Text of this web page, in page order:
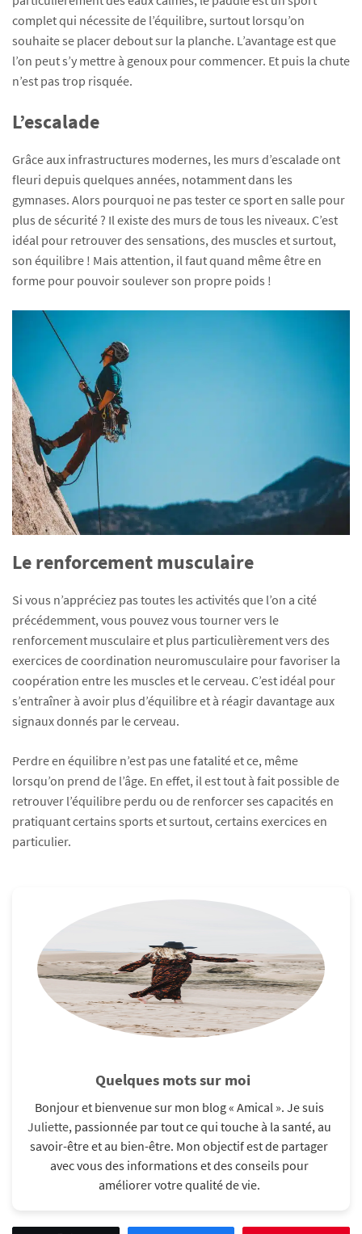
complet qui nécessite de l’équilibre, surtout lorsqu’on
souhaite se placer debout sur la planche. L’avantage est que
l’on peut s’y mettre à genoux pour commencer. Et puis la chute
n’est pas trop risquée.
L’escalade
Grâce aux infrastructures modernes, les murs d’escalade ont
fleuri depuis quelques années, notamment dans les
gymnases. Alors pourquoi ne pas tester ce sport en salle pour
plus de sécurité ? Il existe des murs de tous les niveaux. C’est
idéal pour retrouver des sensations, des muscles et surtout,
son équilibre ! Mais attention, il faut quand même être en
forme pour pouvoir soulever son propre poids !
Le renforcement musculaire
Si vous n’appréciez pas toutes les activités que l’on a cité
précédemment, vous pouvez vous tourner vers le
renforcement musculaire et plus particulièrement vers des
exercices de coordination neuromusculaire pour favoriser la
coopération entre les muscles et le cerveau. C’est idéal pour
s’entraîner à avoir plus d’équilibre et à réagir davantage aux
signaux donnés par le cerveau.
Perdre en équilibre n’est pas une fatalité et ce, même
lorsqu’on prend de l’âge. En effet, il est tout à fait possible de
retrouver l’équilibre perdu ou de renforcer ses capacités en
pratiquant certains sports et surtout, certains exercices en
particulier.
Quelques mots sur moi
Bonjour et bienvenue sur mon blog « Amical ». Je suis
Juliette, passionnée par tout ce qui touche à la santé, au
savoir-être et au bien-être. Mon objectif est de partager
avec vous des informations et des conseils pour
améliorer votre qualité de vie.​